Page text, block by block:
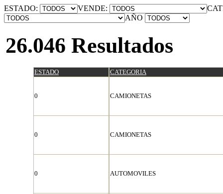
ESTADO: VENDE:
AÑO
26.046 Resultados
ESTADO CATEGORIA
0 CAMIONETAS
0 CAMIONETAS
0 AUTOMOVILES